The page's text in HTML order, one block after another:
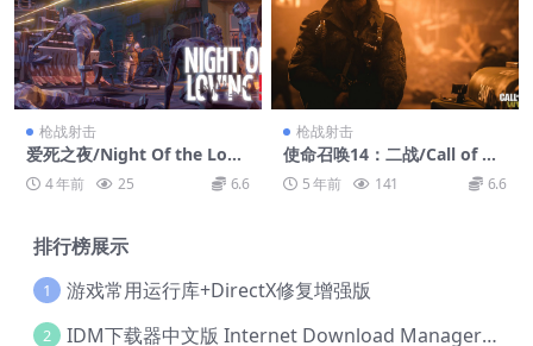
枪战射击
爱死之夜/Night Of the Lovi
ng Dead
4 年前 25 6.6
枪战射击
使命召唤14：二战/Call of Du
ty 14：WWII
5 年前 141 6.6
排行榜展示
1 游戏常用运行库+DirectX修复增强版
2 IDM下载器中文版 Internet Download Manager v6.42.36 IDM